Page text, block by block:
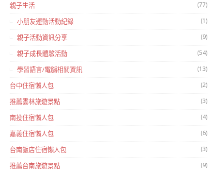
親子生活 (77)
小朋友運動活動紀錄 (1)
親子活動資訊分享 (9)
親子成長體驗活動 (54)
學習語言/電腦相關資訊 (13)
台中住宿懶人包 (2)
推薦雲林旅遊景點 (3)
南投住宿懶人包 (4)
嘉義住宿懶人包 (6)
台南飯店住宿懶人包 (3)
推薦台南旅遊景點 (9)